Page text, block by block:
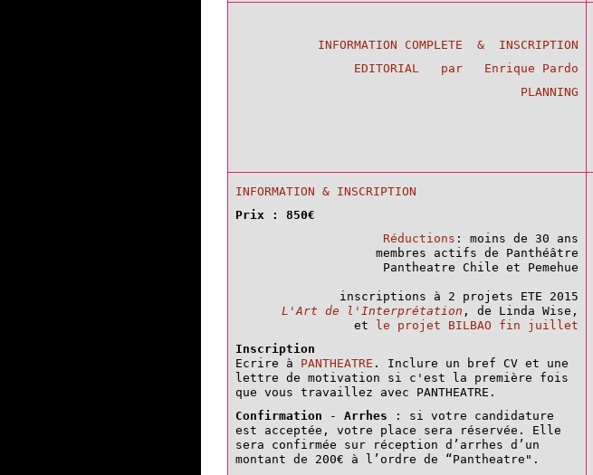
INFORMATION COMPLETE & INSCRIPTION
EDITORIAL par Enrique Pardo
PLANNING
INFORMATION & INSCRIPTION
Prix : 850€
Réductions : moins de 30 ans
membres actifs de Panthéâtre
Pantheatre Chile et Pemehue
inscriptions à 2 projets ETE 2015
L'Art de l'Interprétation , de Linda Wise,
et
le projet BILBAO fin juillet
Inscription
Ecrire à PANTHEATRE . Inclure un bref CV et une
lettre de motivation si c'est la première fois
que vous travaillez avec PANTHEATRE.
Confirmation - Arrhes : si votre candidature
est acceptée, votre place sera réservée. Elle
sera confirmée sur réception d’arrhes d’un
montant de 200€ à l’ordre de “Pantheatre".